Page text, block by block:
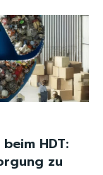
HDT:
zu